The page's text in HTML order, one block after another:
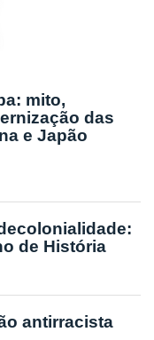
mito,
das
e Japão
de História
antirracista